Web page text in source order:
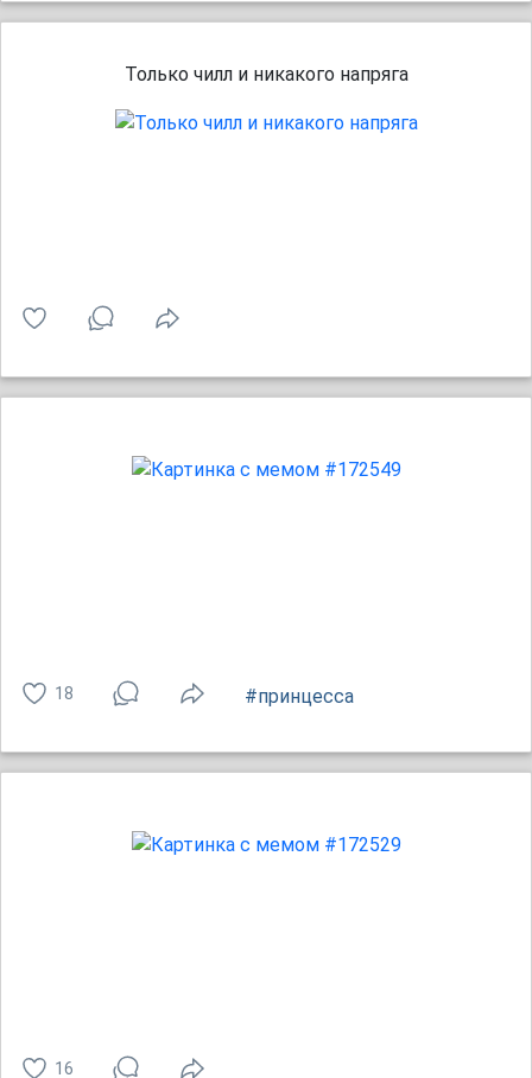
Только чилл и никакого напряга
18 #принцесса
16